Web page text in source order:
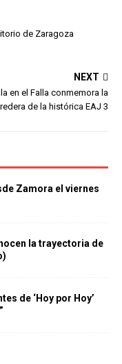
de Zaragoza
NEXT
en el Falla conmemora la
de la histórica EAJ 3
Zamora el viernes
la trayectoria de
de ‘Hoy por Hoy’